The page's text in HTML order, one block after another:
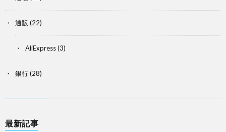
通販 (22)
AliExpress(3)
銀行(28)
最新記事